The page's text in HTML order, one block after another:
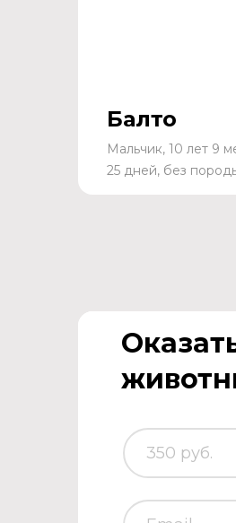
Балто
Мальчик, 10 лет 9
25 дней, без